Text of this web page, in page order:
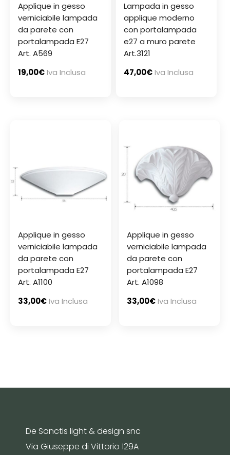
Applique in gesso
verniciabile lampada
da parete con
portalampada E27
Art. A569
19,00€Iva Inclusa
Lampada in gesso
applique moderno
con portalampada
e27 a muro parete
Art.3121
47,00€Iva Inclusa
Applique in gesso
verniciabile lampada
da parete con
portalampada E27
Art. A1100
33,00€Iva Inclusa
Applique in gesso
verniciabile lampada
da parete con
portalampada E27
Art. A1098
33,00€Iva Inclusa
De Sanctis light & design snc
Via Giuseppe di Vittorio 129A